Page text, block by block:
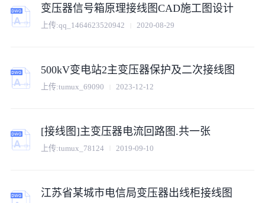
变压器信号箱原理接线图CAD施工图设计
上传:qq_1464623520942 2020-08-29
500kV变电站2主变压器保护及二次接线图
上传:tumux_69090 2023-12-12
[接线图]主变压器电流回路图.共一张
上传:tumux_78124 2019-09-10
江苏省某城市电信局变压器出线柜接线图